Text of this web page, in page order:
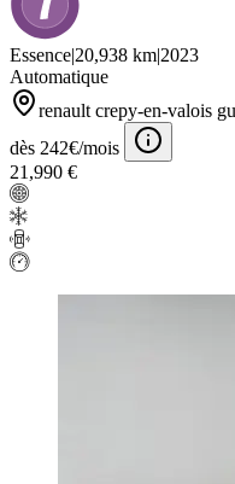
Essence|20,938 km|2023
Automatique
renault crepy-en-valois
dès 242€/mois
21,990 €